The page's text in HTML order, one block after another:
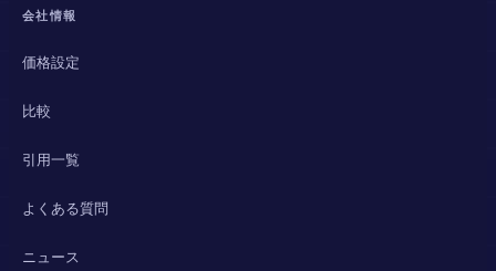
会社情報
価格設定
比較
引用一覧
よくある質問
ニュース